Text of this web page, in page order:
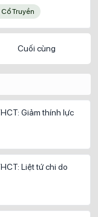
Giảm thính lực
Liệt tứ chi do
Cổ Truyền
Cuối cùng